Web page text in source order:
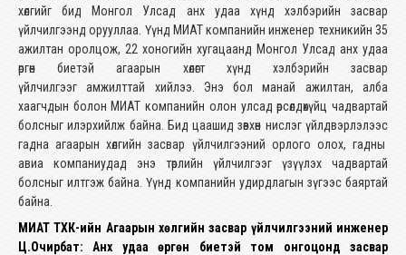
хөлгийг бид Монгол Улсад анх удаа хүнд хэлбэрийн засвар
үйлчилгээнд орууллаа. Үүнд МИАТ компанийн инженер техникийн 35
ажилтан оролцож, 22 хоногийн хугацаанд Монгол Улсад анх удаа
өргөн биетэй агаарын хөлөгт хүнд хэлбэрийн засвар
үйлчилгээг амжилттай хийлээ. Энэ бол манай ажилтан, алба
хаагчдын болон МИАТ компанийн олон улсад өрсөлдөхүйц чадвартай
болсныг илэрхийлж байна. Бид цаашид зөвхөн нислэг үйлдвэрлэлээс
гадна агаарын хөлгийн засвар үйлчилгээний орлого олох, гадны
авиа компаниудад энэ төрлийн үйлчилгээг үзүүлэх чадвартай
болсныг илтгэж байна. Үүнд компанийн удирдлагын зүгээс баяртай
байна.
МИАТ ТӨХК-ийн Агаарын хөлгийн засвар үйлчилгээний инженер
Ц.Очирбат: Анх удаа өргөн биетэй том онгоцонд засвар